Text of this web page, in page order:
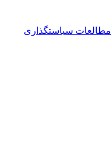
مطالعات سیاستگذاری